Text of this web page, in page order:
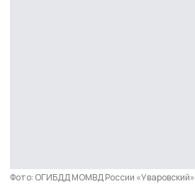
Фото: ОГИБДД МОМВД России «Уваровский»